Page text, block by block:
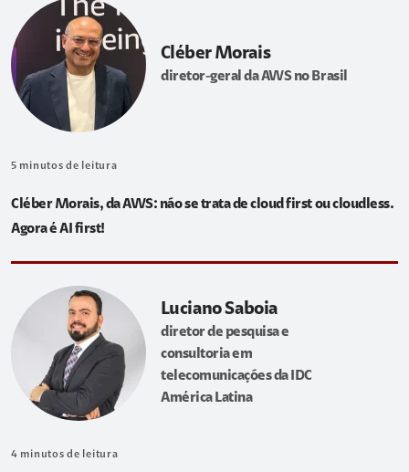
Cléber Morais
diretor-geral da AWS no Brasil
5 minutos de leitura
Cléber Morais, da AWS: não se trata de cloud first ou cloudless.
Agora é AI first!
Luciano Saboia
diretor de pesquisa e
consultoria em
telecomunicações da IDC
América Latina
4 minutos de leitura